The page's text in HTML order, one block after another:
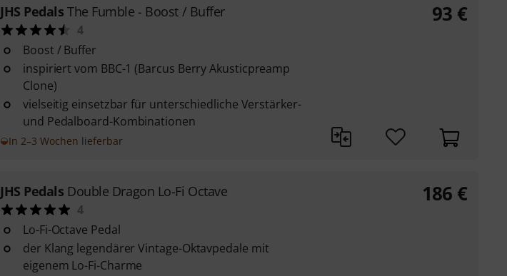
JHS Pedals The Fumble - Boost / Buffer
4
Boost / Buffer
inspiriert vom BBC-1 (Barcus Berry Akusticpreamp
Clone)
vielseitig einsetzbar für unterschiedliche Verstärker-
und Pedalboard-Kombinationen
In 2–3 Wochen lieferbar
93 €
JHS Pedals Double Dragon Lo-Fi Octave
4
Lo-Fi-Octave Pedal
der Klang legendärer Vintage-Oktavpedale mit
eigenem Lo-Fi-Charme
186 €